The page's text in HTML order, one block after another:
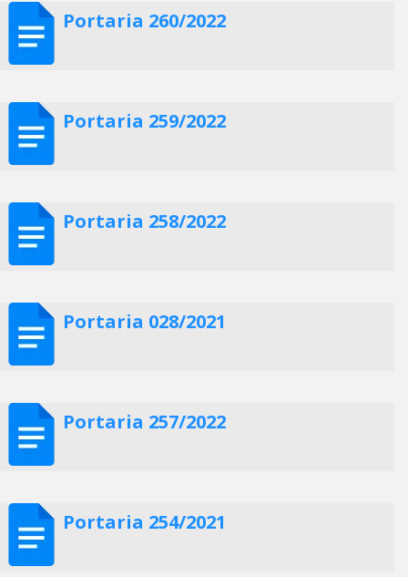
Portaria 260/2022
Portaria 259/2022
Portaria 258/2022
Portaria 028/2021
Portaria 257/2022
Portaria 254/2021